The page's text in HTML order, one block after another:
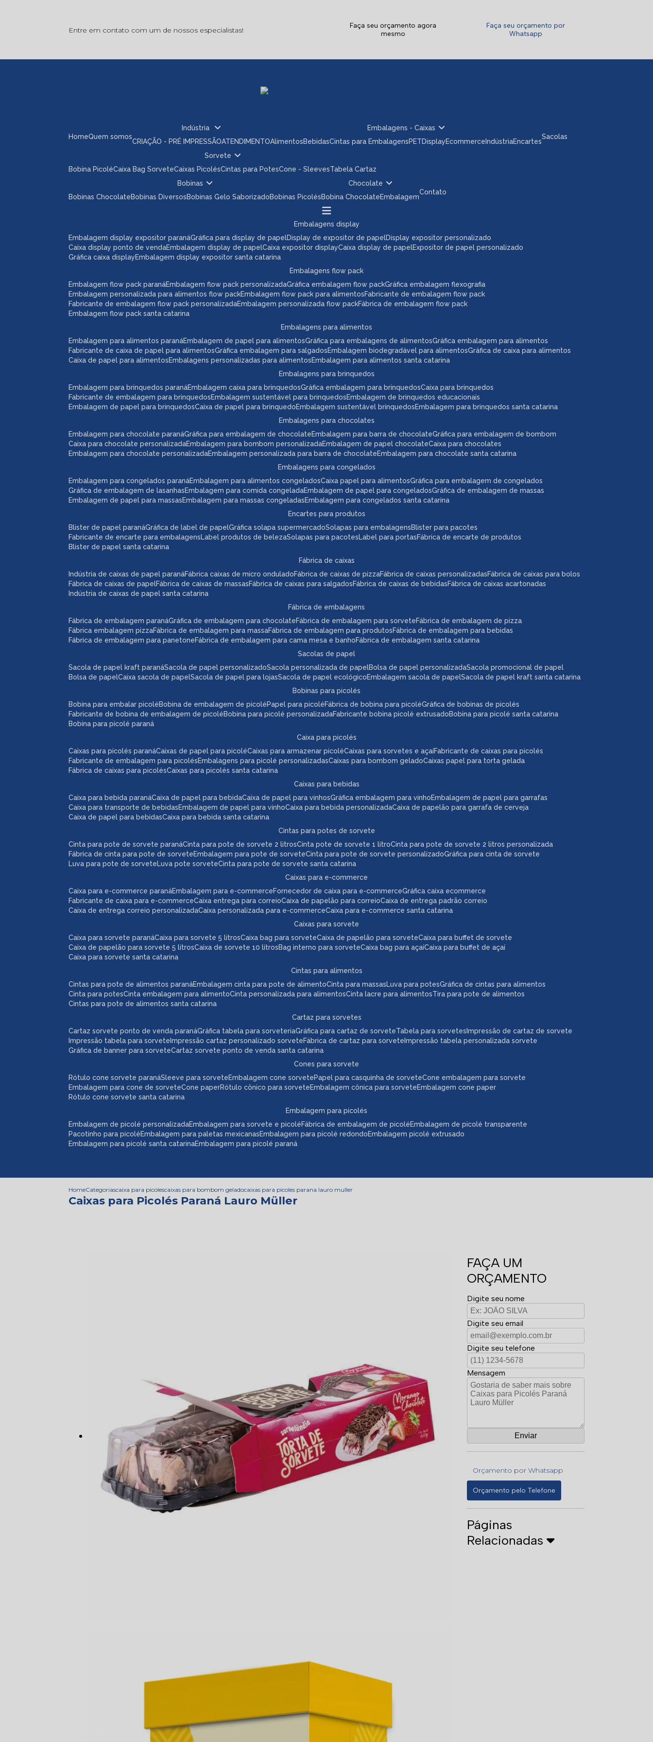
Entre em contato com um de nossos especialistas!
Faça seu orçamento agora
mesmo
Faça seu orçamento por
Whatsapp
Home Quem somos
Indústria
CRIAÇÃO - PRÉ IMPRESSÃO ATENDIMENTO
Sacolas
Sorvete
Bobina Picolé
Caixa Bag Sorvete Caixas Picolés Cintas para Potes Cone - Sleeves
Tabela Cartaz
Chocolate
Bobina Chocolate Embalagem
Bobinas
Bobinas Chocolate
Bobinas Diversos Bobinas Gelo Saborizado Bobinas Picolés
Embalagens - Caixas
Alimentos
Bebidas Cintas para Embalagens Display Ecommerce Encartes
Indústria
PET
Contato
bobinas para picolés
bobina para embalar picolé
bobina de embalagem de picolé papel para picolé
gráfica de bobinas de picolés
fabricante de bobina de embalagem de picolé
fabricante bobina picolé extrusado
bobina para picolé personalizada
fábrica de bobina para picolé
bobina para picolé santa catarina
bobina para picolé paraná
caixa para picolés
caixas de papel para picolé
caixas para armazenar picolé
caixas para sorvetes e açaí
fabricante de embalagem para picolés embalagens para picolé personalizadas caixas papel para torta gelada
caixas para bombom gelado
fabricante de caixas para picolés
fábrica de caixas para picolés caixas para picolés santa catarina
caixas para picolés paraná
caixas para bebidas
caixa de papel para bebida
caixa de papel para vinhos
gráfica embalagem para vinho
caixa para transporte de bebidas embalagem de papel para vinho caixa de papelão para garrafa de cerveja
caixa para bebida personalizada
embalagem de papel para garrafas
caixa de papel para bebidas caixa para bebida santa catarina
caixa para bebida paraná
caixas para e-commerce
embalagem para e-commerce fornecedor de caixa para e-commerce
gráfica caixa ecommerce
caixa entrega para correio
caixa de papelão para correio
caixa de entrega correio personalizada
caixa de entrega padrão correio
fabricante de caixa para e-commerce
caixa personalizada para e-commerce
caixa para e-commerce santa catarina
caixa para e-commerce paraná
caixas para sorvete
caixa para sorvete 5 litros
caixa bag para sorvete
caixa de papelão para sorvete
caixa de papelão para sorvete 5 litros
caixa de sorvete 10 litros caixa bag para açaí
bag interno para sorvete
caixa para buffet de sorvete
caixa para buffet de açaí
caixa para sorvete santa catarina
caixa para sorvete paraná
cartaz para sorvetes
gráfica tabela para sorveteria
gráfica para cartaz de sorvete
tabela para sorvetes
impressão tabela para sorvete impressão cartaz personalizado sorvete impressão tabela personalizada sorvete
fábrica de cartaz para sorvete
impressão de cartaz de sorvete
gráfica de banner para sorvete cartaz sorvete ponto de venda santa catarina
cartaz sorvete ponto de venda paraná
cintas para alimentos
embalagem cinta para pote de alimento
cinta para massas luva para potes
cinta para potes
cinta embalagem para alimento cinta lacre para alimentos
cinta personalizada para alimentos
gráfica de cintas para alimentos
tira para pote de alimentos
cintas para pote de alimentos santa catarina
cintas para pote de alimentos paraná
cintas para potes de sorvete
cinta para pote de sorvete 2 litros
cinta pote de sorvete 1 litro
cinta para pote de sorvete 2 litros personalizada
embalagem para pote de sorvete
cinta para pote de sorvete personalizado
luva para pote de sorvete
gráfica para cinta de sorvete
fábrica de cinta para pote de sorvete
luva pote sorvete
cinta para pote de sorvete santa catarina
cinta para pote de sorvete paraná
cones para sorvete
sleeve para sorvete embalagem cone sorvete
papel para casquinha de sorvete
embalagem para cone de sorvete
cone paper embalagem cônica para sorvete
rótulo cônico para sorvete
cone embalagem para sorvete
embalagem cone paper
rótulo cone sorvete santa catarina
rótulo cone sorvete paraná
embalagem para picolés
embalagem de picolé personalizada embalagem para sorvete e picolé fábrica de embalagem de picolé
pacotinho para picolé embalagem para paletas mexicanas embalagem picolé extrusado
embalagem para picolé redondo
embalagem de picolé transparente
embalagem para picolé santa catarina embalagem para picolé paraná
embalagens display
gráfica para display de papel
display de expositor de papel
display expositor personalizado
embalagem display de papel
caixa expositor display expositor de papel personalizado
caixa display de papel
caixa display ponto de venda
gráfica caixa display embalagem display expositor santa catarina
embalagem display expositor paraná
embalagens flow pack
embalagem flow pack personalizada
gráfica embalagem flow pack
gráfica embalagem flexografia
embalagem flow pack para alimentos fabricante de embalagem flow pack
embalagem personalizada flow pack
fabricante de embalagem flow pack personalizada
embalagem personalizada para alimentos flow pack
fábrica de embalagem flow pack
embalagem flow pack santa catarina
embalagem flow pack paraná
embalagens para alimentos
embalagem de papel para alimentos
gráfica para embalagens de alimentos
gráfica embalagem para alimentos
gráfica embalagem para salgados embalagem biodegradável para alimentos
caixa de papel para alimentos
gráfica de caixa para alimentos
fabricante de caixa de papel para alimentos
embalagens personalizadas para alimentos embalagem para alimentos santa catarina
embalagem para alimentos paraná
embalagens para brinquedos
embalagem caixa para brinquedos
gráfica embalagem para brinquedos
caixa para brinquedos
embalagem sustentável para brinquedos embalagem de brinquedos educacionais
caixa de papel para brinquedo
embalagem de papel para brinquedos
fabricante de embalagem para brinquedos
embalagem sustentável brinquedos embalagem para brinquedos santa catarina
embalagem para brinquedos paraná
embalagens para chocolates
gráfica para embalagem de chocolate embalagem para barra de chocolate
gráfica para embalagem de bombom
embalagem para bombom personalizada embalagem de papel chocolate
embalagem para chocolate personalizada
caixa para chocolates
caixa para chocolate personalizada
embalagem personalizada para barra de chocolate embalagem para chocolate santa catarina
embalagem para chocolate paraná
embalagens para congelados
embalagem para alimentos congelados
caixa papel para alimentos
gráfica para embalagem de congelados
embalagem para comida congelada embalagem de papel para congelados
embalagem de papel para massas
gráfica de embalagem de massas
gráfica de embalagem de lasanhas
embalagem para massas congeladas embalagem para congelados santa catarina
embalagem para congelados paraná
encartes para produtos
gráfica de label de papel
gráfica solapa supermercado solapas para embalagens
fabricante de encarte para embalagens label produtos de beleza label para portas
solapas para pacotes
blister para pacotes
fábrica de encarte de produtos
blister de papel santa catarina
blister de papel paraná
fábrica de caixas
fábrica caixas de micro ondulado fábrica de caixas de pizza fábrica de caixas personalizadas
fábrica de caixas de papel fábrica de caixas de massas fábrica de caixas de bebidas
fábrica de caixas para salgados
fábrica de caixas para bolos
fábrica de caixas acartonadas
indústria de caixas de papel santa catarina
indústria de caixas de papel paraná
fábrica de embalagens
gráfica de embalagem para chocolate fábrica de embalagem para sorvete fábrica de embalagem de pizza
fábrica de embalagem para massa fábrica de embalagem para produtos
fábrica de embalagem para panetone
fábrica de embalagem para bebidas
fábrica embalagem pizza
fábrica de embalagem para cama mesa e banho fábrica de embalagem santa catarina
fábrica de embalagem paraná
sacolas de papel
sacola de papel personalizado sacola personalizada de papel bolsa de papel personalizada
bolsa de papel
caixa sacola de papel sacola de papel ecológico
sacola de papel para lojas
sacola promocional de papel
embalagem sacola de papel sacola de papel kraft santa catarina
sacola de papel kraft paraná
HomeCategoriascaixa para picolescaixas para bombom geladocaixas para picoles parana lauro muller
Caixas para Picolés Paraná Lauro Müller
FAÇA UM
ORÇAMENTO
Digite seu nome
Digite seu email
Digite seu telefone
Mensagem
Orçamento por Whatsapp
Orçamento pelo Telefone
Páginas
Relacionadas